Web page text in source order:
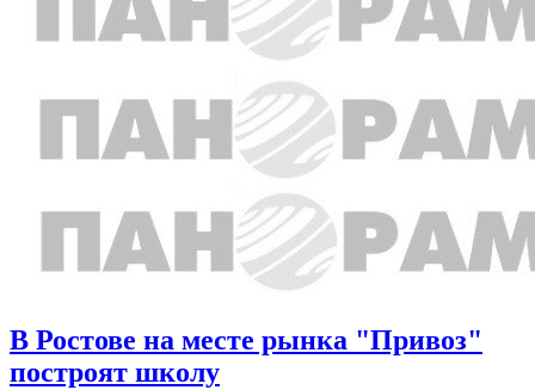
В Ростове на месте рынка "Привоз"
построят школу